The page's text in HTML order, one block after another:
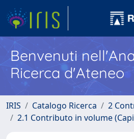
Benvenuti
Ricerca d'Ateneo
IRIS Catalogo Ricerca
2
2.1 Contributo in volume